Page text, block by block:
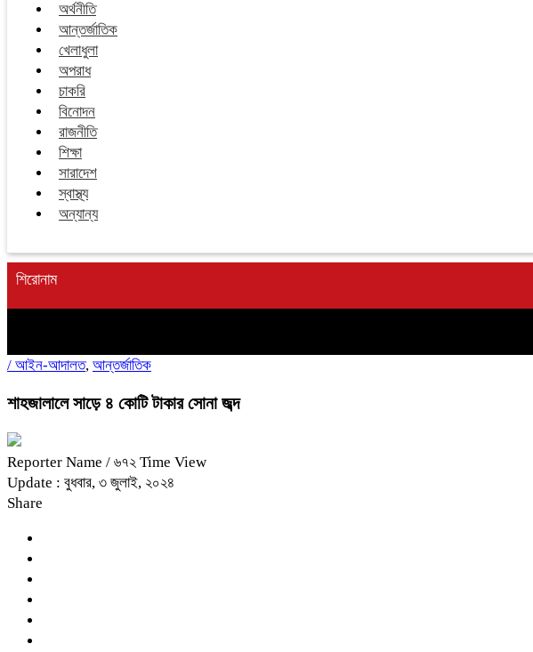
অর্থনীতি
আন্তর্জাতিক
খেলাধুলা
অপরাধ
চাকরি
বিনোদন
রাজনীতি
শিক্ষা
সারাদেশ
স্বাস্থ্য
অন্যান্য
শিরোনাম
/ আইন-আদালত, আন্তর্জাতিক
শাহজালালে সাড়ে ৪ কোটি টাকার সোনা জব্দ
Reporter Name / ৬৭২ Time View
Update : বুধবার, ৩ জুলাই, ২০২৪
Share